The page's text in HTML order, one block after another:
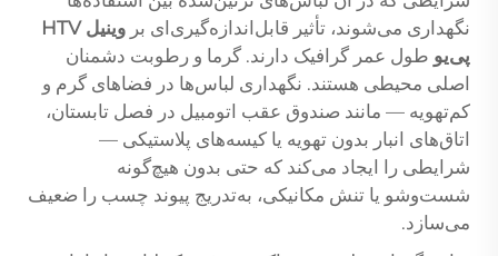
نگهداری می‌شوند، تأثیر قابل‌اندازه‌گیری‌ای بر
وینیل HTV
پی‌یو طول عمر گرافیک دارند. گرما و رطوبت دشمنان
اصلی محیطی هستند. نگهداری لباس‌ها در فضاهای گرم و
کم‌تهویه — مانند صندوق عقب اتومبیل در فصل تابستان،
اتاق‌های انبار بدون تهویه یا کیسه‌های پلاستیکی —
شرایطی را ایجاد می‌کند که حتی بدون هیچ‌گونه
شست‌وشو یا تنش مکانیکی، به‌تدریج پیوند چسب را ضعیف
می‌سازد.